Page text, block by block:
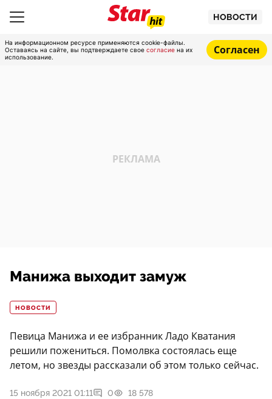
НОВОСТИ
На информационном ресурсе применяются cookie-файлы.
Оставаясь на сайте, вы подтверждаете свое согласие на их
использование.
Согласен
Манижа выходит замуж
НОВОСТИ
Певица Манижа и ее избранник Ладо Кватания
решили пожениться. Помолвка состоялась еще
летом, но звезды рассказали об этом только сейчас.
15 ноября 2021 01:11 0 18 578